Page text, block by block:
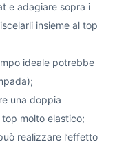
e adagiare sopra i
insieme al top
ideale potrebbe
una doppia
molto elastico;
realizzare l’effetto